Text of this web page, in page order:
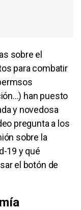
sobre el
para combatir
han puesto
y novedosa
pregunta a los
sobre la
19 y qué
el botón de